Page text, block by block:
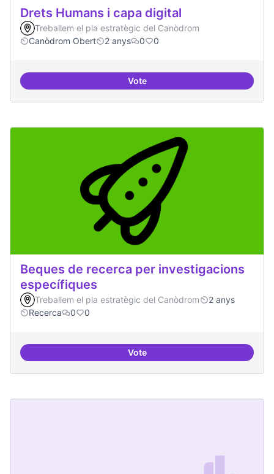
Drets Humans i capa digital
Treballem el pla estratègic del Canòdrom
Canòdrom Obert
2 anys 0 0
VoteDrets Humans i capa digital
Beques de recerca per investigacions
específiques
Treballem el pla estratègic del Canòdrom
2 anys
Recerca
0 0
VoteBeques de recerca per